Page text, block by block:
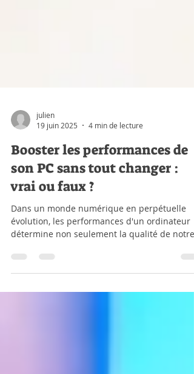
19 juin 2025
4 min de lecture
Booster les performances de
son PC sans tout changer :
vrai ou faux ?
Dans un monde numérique en perpétuelle
détermine non seulement la qualité de notre
expérience utilisateur, mais aussi notre